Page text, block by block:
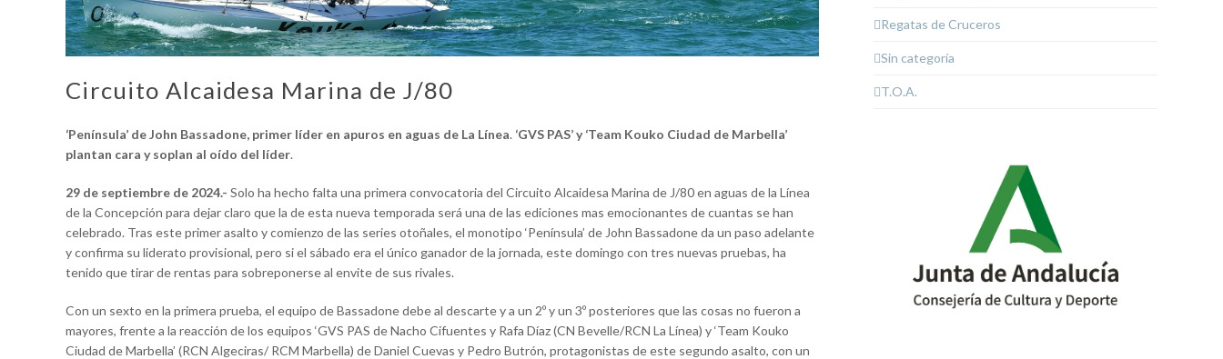
Circuito Alcaidesa Marina de J/80
‘Península’ de John Bassadone, primer líder en apuros en aguas de La Línea. ‘GVS PAS’ y ‘Team Kouko Ciudad de Marbella’
plantan cara y soplan al oído del líder.
29 de septiembre de 2024.- Solo ha hecho falta una primera convocatoria del Circuito Alcaidesa Marina de J/80 en aguas de la Línea
de la Concepción para dejar claro que la de esta nueva temporada será una de las ediciones mas emocionantes de cuantas se han
celebrado. Tras este primer asalto y comienzo de las series otoñales, el monotipo ‘Península’ de John Bassadone da un paso adelante
y confirma su liderato provisional, pero si el sábado era el único ganador de la jornada, este domingo con tres nuevas pruebas, ha
tenido que tirar de rentas para sobreponerse al envite de sus rivales.
Con un sexto en la primera prueba, el equipo de Bassadone debe al descarte y a un 2º y un 3º posteriores que las cosas no fueron a
mayores, frente a la reacción de los equipos ‘GVS PAS de Nacho Cifuentes y Rafa Díaz (CN Bevelle/RCN La Línea) y ‘Team Kouko
Ciudad de Marbella’ (RCN Algeciras/ RCM Marbella) de Daniel Cuevas y Pedro Butrón, protagonistas de este segundo asalto, con un
Regatas de Cruceros
Sin categoría
T.O.A.